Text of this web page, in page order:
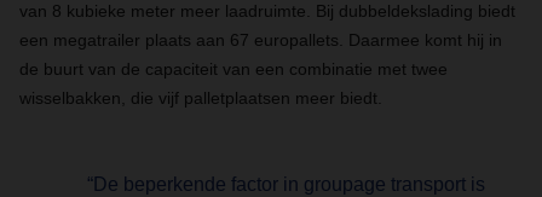
van 8 kubieke meter meer laadruimte. Bij dubbeldekslading biedt
een megatrailer plaats aan 67 europallets. Daarmee komt hij in
de buurt van de capaciteit van een combinatie met twee
wisselbakken, die vijf palletplaatsen meer biedt.
“De beperkende factor in groupage transport is